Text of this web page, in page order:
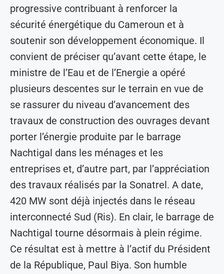
progressive contribuant à renforcer la
sécurité énergétique du Cameroun et à
soutenir son développement économique. Il
convient de préciser qu’avant cette étape, le
ministre de l’Eau et de l’Energie a opéré
plusieurs descentes sur le terrain en vue de
se rassurer du niveau d’avancement des
travaux de construction des ouvrages devant
porter l’énergie produite par le barrage
Nachtigal dans les ménages et les
entreprises et, d’autre part, par l’appréciation
des travaux réalisés par la Sonatrel. A date,
420 MW sont déjà injectés dans le réseau
interconnecté Sud (Ris). En clair, le barrage de
Nachtigal tourne désormais à plein régime.
Ce résultat est à mettre à l’actif du Président
de la République, Paul Biya. Son humble